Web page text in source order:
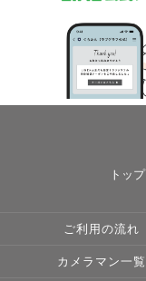
トップ
ご利用の流れ
カメラマン一覧